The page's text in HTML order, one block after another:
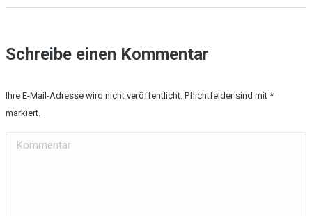
Schreibe einen Kommentar
Ihre E-Mail-Adresse wird nicht veröffentlicht. Pflichtfelder sind mit *
markiert.
Kommentar